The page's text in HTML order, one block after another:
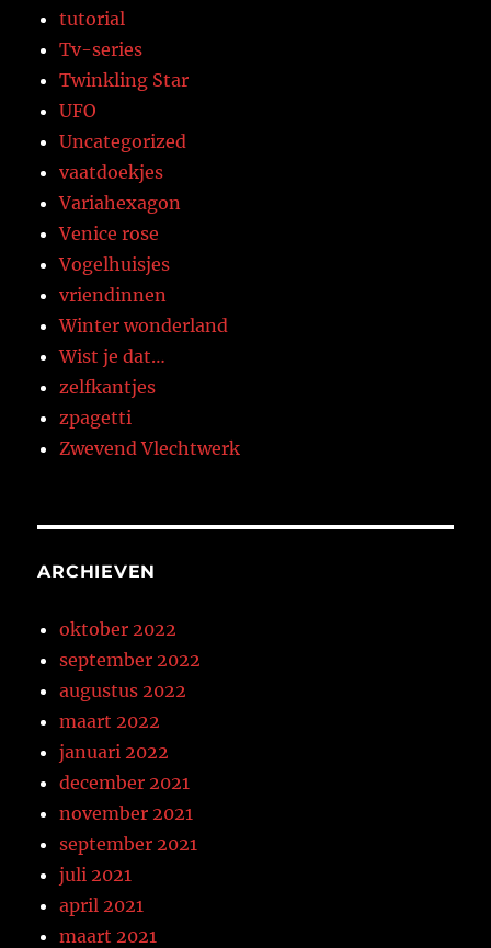
tutorial
Tv-series
Twinkling Star
UFO
Uncategorized
vaatdoekjes
Variahexagon
Venice rose
Vogelhuisjes
vriendinnen
Winter wonderland
Wist je dat…
zelfkantjes
zpagetti
Zwevend Vlechtwerk
ARCHIEVEN
oktober 2022
september 2022
augustus 2022
maart 2022
januari 2022
december 2021
november 2021
september 2021
juli 2021
april 2021
maart 2021